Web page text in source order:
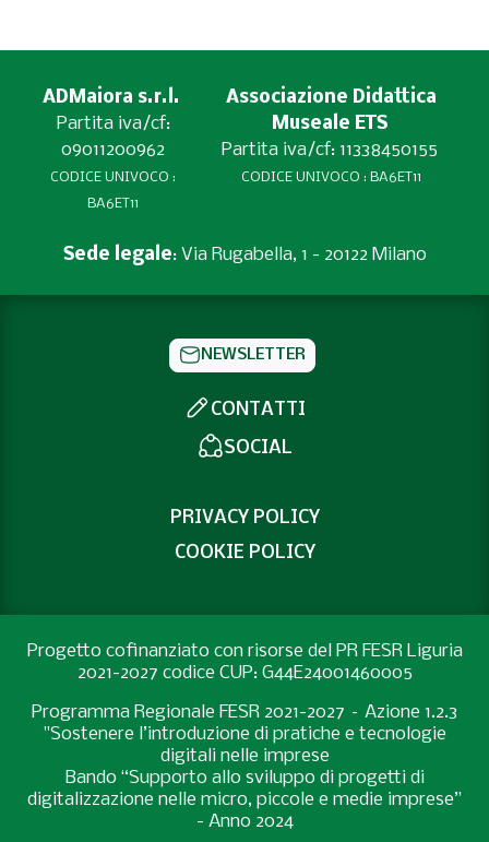
ADMaiora s.r.l.
Partita iva/cf:
09011200962
CODICE UNIVOCO :
BA6ET11
Associazione Didattica
Museale ETS
Partita iva/cf: 11338450155
CODICE UNIVOCO : BA6ET11
Sede legale: Via Rugabella, 1 - 20122 Milano
NEWSLETTER
CONTATTI
SOCIAL
PRIVACY POLICY
COOKIE POLICY
Progetto cofinanziato con risorse del PR FESR Liguria
2021-2027 codice CUP: G44E24001460005
Programma Regionale FESR 2021-2027 – Azione 1.2.3
"Sostenere l’introduzione di pratiche e tecnologie
digitali nelle imprese
Bando “Supporto allo sviluppo di progetti di
digitalizzazione nelle micro, piccole e medie imprese”
- Anno 2024